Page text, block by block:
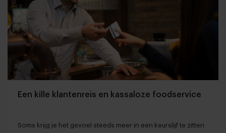
Een kille klantenreis en kassaloze foodservice
Soms krijg je het gevoel steeds meer in een keurslijf te zitten